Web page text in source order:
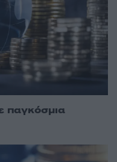
παγκόσμια